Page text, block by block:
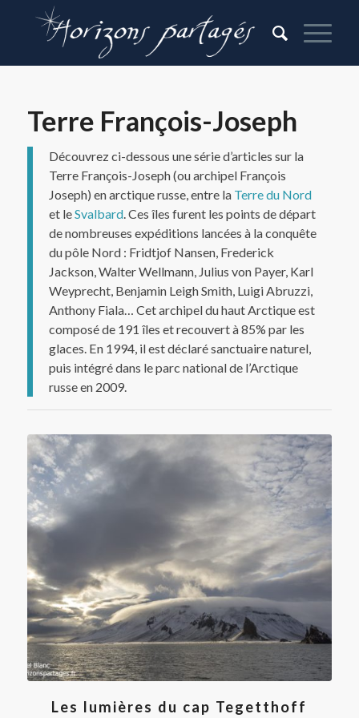
Terre François-Joseph
Découvrez ci-dessous une série d’articles sur la
Terre François-Joseph (ou archipel François
Joseph) en arctique russe, entre la Terre du Nord
et leSvalbard. Ces îles furent les points de départ
de nombreuses expéditions lancées à la conquête
du pôle Nord : Fridtjof Nansen, Frederick
Jackson, Walter Wellmann, Julius von Payer, Karl
Weyprecht, Benjamin Leigh Smith, Luigi Abruzzi,
Anthony Fiala… Cet archipel du haut Arctique est
composé de 191 îles et recouvert à 85% par les
glaces. En 1994, il est déclaré sanctuaire naturel,
puis intégré dans le parc national de l’Arctique
russe en 2009.
Les lumières du cap Tegetthoff